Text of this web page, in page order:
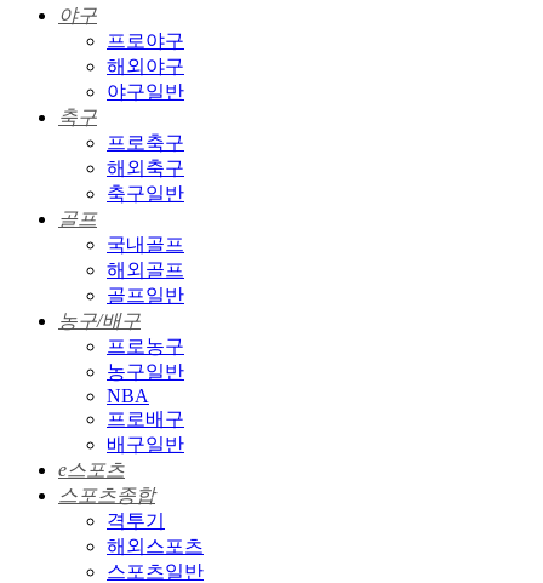
야구
프로야구
해외야구
야구일반
축구
프로축구
해외축구
축구일반
골프
국내골프
해외골프
골프일반
농구/배구
프로농구
농구일반
NBA
프로배구
배구일반
e스포츠
스포츠종합
격투기
해외스포츠
스포츠일반